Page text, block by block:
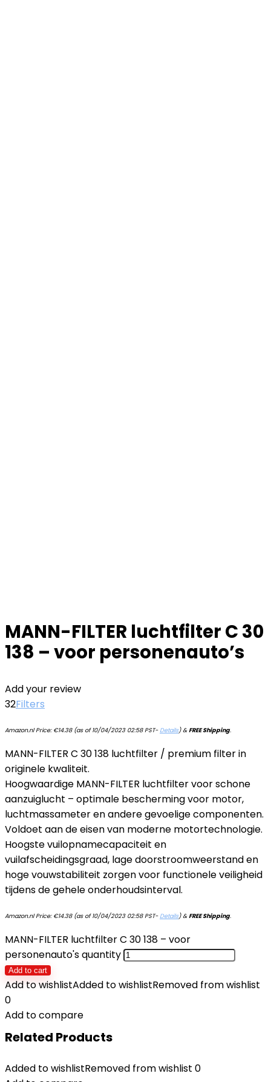
MANN-FILTER luchtfilter C 30
138 – voor personenauto’s
Add your review
32Filters
Amazon.nl Price: €14.38(as of 10/04/2023 02:58 PST- Details)&FREE Shipping.
MANN-FILTER C 30 138 luchtfilter / premium filter in
originele kwaliteit.
Hoogwaardige MANN-FILTER luchtfilter voor schone
aanzuiglucht – optimale bescherming voor motor,
luchtmassameter en andere gevoelige componenten.
Voldoet aan de eisen van moderne motortechnologie.
Hoogste vuilopnamecapaciteit en
vuilafscheidingsgraad, lage doorstroomweerstand en
hoge vouwstabiliteit zorgen voor functionele veiligheid
tijdens de gehele onderhoudsinterval.
Amazon.nl Price: €14.38(as of 10/04/2023 02:58 PST- Details)&FREE Shipping.
MANN-FILTER luchtfilter C 30 138 – voor
personenauto's quantity
Add to cart
Add to wishlistAdded to wishlistRemoved from wishlist
0
Add to compare
Related Products
Added to wishlistRemoved from wishlist 0